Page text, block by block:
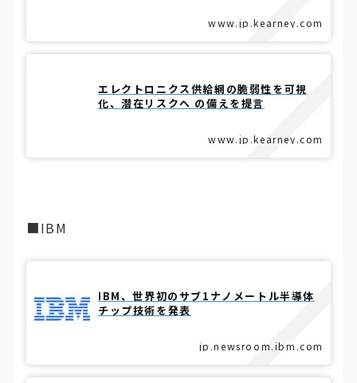
www.jp.kearney.com
www.jp.kearney.com
エレクトロニクス供給網の脆弱性を可視
化、潜在リスクへ の備えを提言
■IBM
jp.newsroom.ibm.com
IBM、世界初のサブ1ナノメートル半導体
チップ技術を発表